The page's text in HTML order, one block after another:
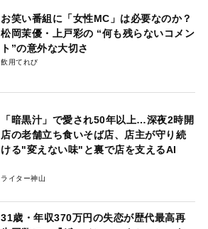
お笑い番組に「女性MC」は必要なのか？
松岡茉優・上戸彩の “何も残らないコメン
ト”の意外な大切さ
飲用てれび
「暗黒汁」で愛され50年以上…深夜2時開
店の老舗立ち食いそば店、店主が守り続
ける"変えない味"と裏で店を支えるAI
ライター神山
31歳・年収370万円の失恋が歴代最高再